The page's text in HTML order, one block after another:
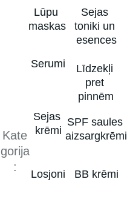
Kate
gorija
:
Sejas
toniki un
esences
Serumi
Sejas
krēmi
SPF saules
aizsargkrēmi
Losjoni
Lūpu
maskas
Līdzekļi
pret
pinnēm
BB krēmi